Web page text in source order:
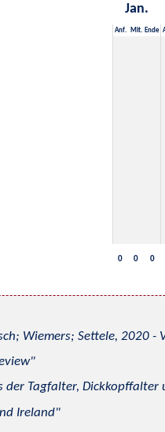
Jan.
Anf. Mit. Ende
0 0 0
Wiemers; Settele, 2020
der Tagfalter, Dickkopffalter
Ireland